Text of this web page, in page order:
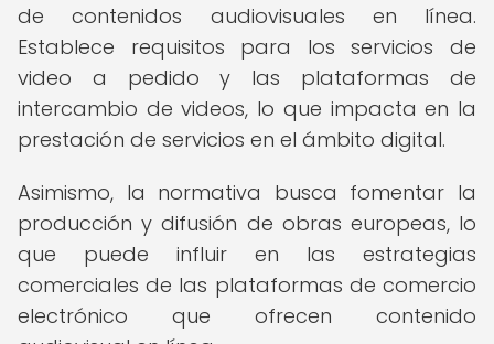
de contenidos audiovisuales en línea.
Establece requisitos para los servicios de
video a pedido y las plataformas de
intercambio de videos, lo que impacta en la
prestación de servicios en el ámbito digital.
Asimismo, la normativa busca fomentar la
producción y difusión de obras europeas, lo
que puede influir en las estrategias
comerciales de las plataformas de comercio
electrónico que ofrecen contenido